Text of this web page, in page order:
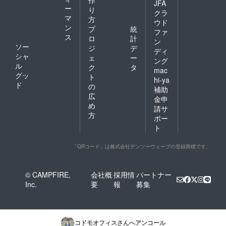
ー
マ
ン
ス
ソー
シャ
ル
グッ
ド
り
方
プ
ロ
ジ
ェ
ク
ト
の
広
め
方
統
計
デ
ー
タ
JFA
クラ
ウド
ファ
ン
ディ
ング
mac
hi-ya
補助
金申
請サ
ポー
ト
「QRコード」は株式会社デンソーウェーブの登録商標です。
© CAMPFIRE,
Inc.
会社概
要
採用情
報
パートナー
募集
コドモオフィスさんへアンコール